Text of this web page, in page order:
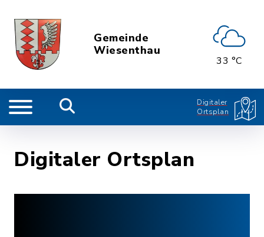
Gemeinde
Wiesenthau
33 °C
Digitaler
Ortsplan
Digitaler Ortsplan